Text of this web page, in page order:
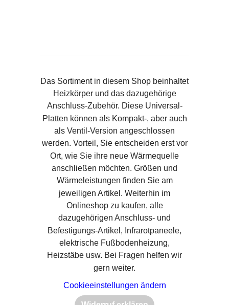
Das Sortiment in diesem Shop beinhaltet
Heizkörper und das dazugehörige
Anschluss-Zubehör. Diese Universal-
Platten können als Kompakt-, aber auch
als Ventil-Version angeschlossen
werden. Vorteil, Sie entscheiden erst vor
Ort, wie Sie ihre neue Wärmequelle
anschließen möchten. Größen und
Wärmeleistungen finden Sie am
jeweiligen Artikel. Weiterhin im
Onlineshop zu kaufen, alle
dazugehörigen Anschluss- und
Befestigungs-Artikel, Infrarotpaneele,
elektrische Fußbodenheizung,
Heizstäbe usw. Bei Fragen helfen wir
gern weiter.
Cookieeinstellungen ändern